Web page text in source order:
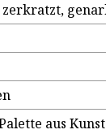
zerkratzt,
aus